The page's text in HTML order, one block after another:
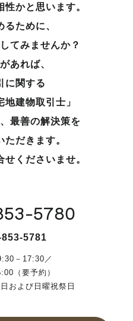
かと思います。
るために、
てみませんか？
あれば、
に関する
建物取引士」
最善の解決策を
ただきます。
くださいませ。
5780
5781
－17:30／
（要予約）
および日曜祝祭日